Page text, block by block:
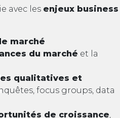
avec les enjeux business
marché
du marché et la
qualitatives et
focus groups, data
de croissance,